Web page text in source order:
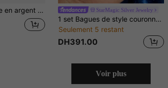
pour meilleur ami/Saint-Valentin/cadeau d'anniversaire, livrée avec une boîte cadeau. StarMagic Silver Jewelry
1 set Bagues de style couronne en argent sterling 925, convenant pour l'assortiment quotidien des femmes, les fêtes d'anniversaire, la Saint-Valentin, la décoration de mariage
Seulement 5 restant
DH391.00
Voir plus